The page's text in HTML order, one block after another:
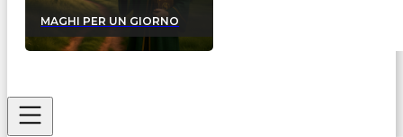
MAGHI PER UN GIORNO